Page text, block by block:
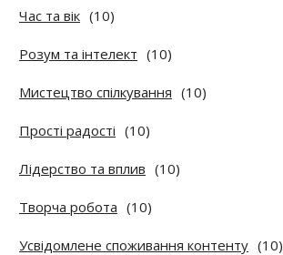
Час та вік (10)
Розум та інтелект (10)
Мистецтво спілкування (10)
Прості радості (10)
Лідерство та вплив (10)
Творча робота (10)
Усвідомлене споживання контенту (10)